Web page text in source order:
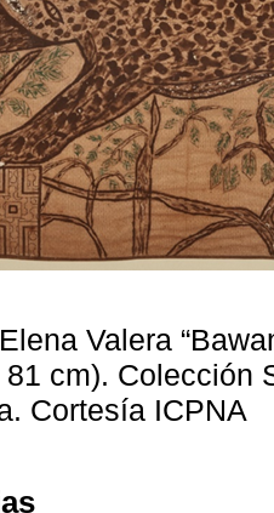
Elena Valera
cm). Colección
Cortesía ICPNA